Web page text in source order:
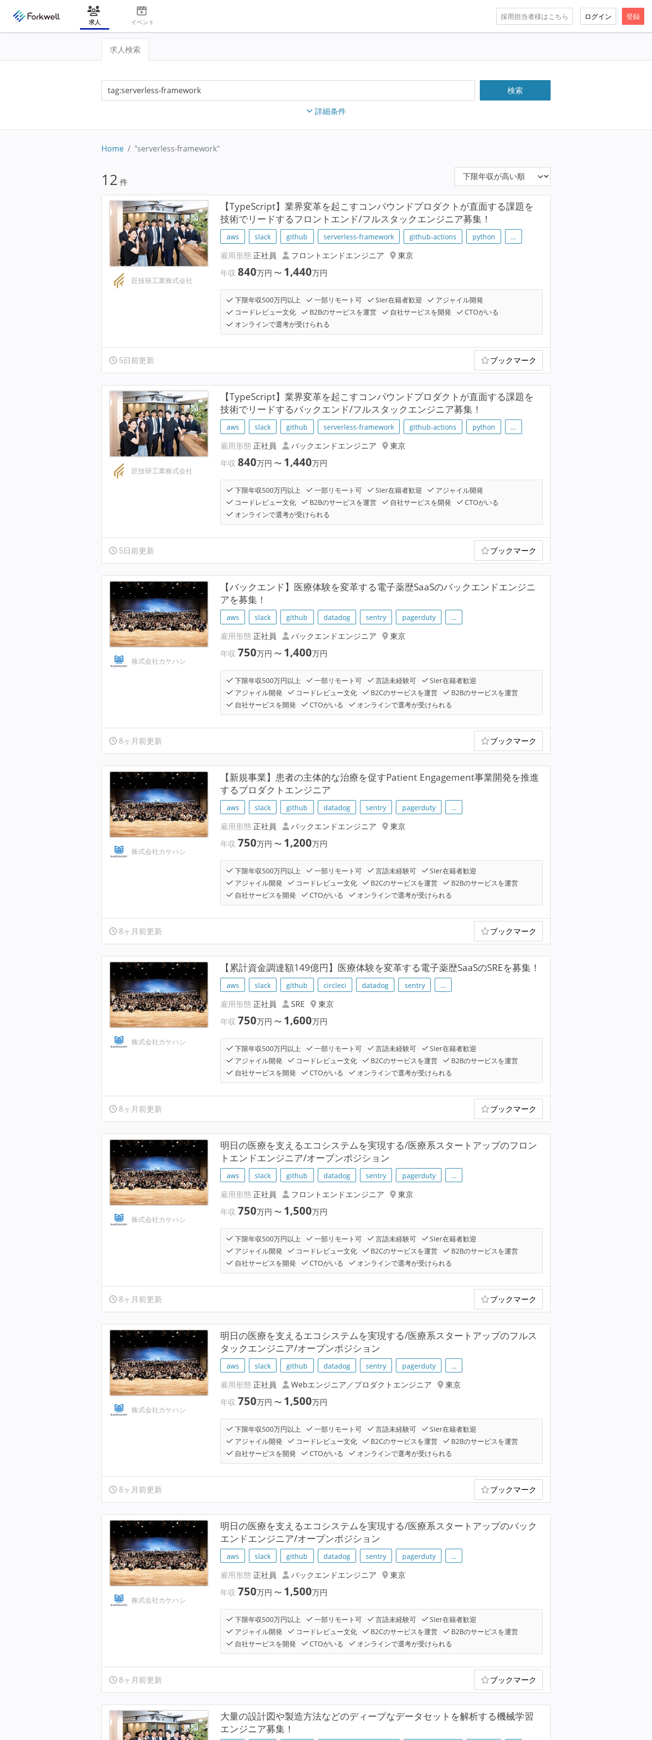
求人 イベント
採用担当者様はこちら ログイン 登録
求人検索
詳細条件
Home "serverless-framework"
12 件
匠技研工業株式会社
【TypeScript】業界変革を起こすコンパウンドプロダクトが直面する課題を
技術でリードするフロントエンド/フルスタックエンジニア募集！
aws slack github serverless-framework github-actions python …
雇用形態 正社員 フロントエンドエンジニア
東京
年収840万円 〜 1,440万円
下限年収500万円以上 一部リモート可 SIer在籍者歓迎
アジャイル開発
コードレビュー文化
B2Bのサービスを運営 自社サービスを開発
CTOがいる
オンラインで選考が受けられる
5日前更新 ブックマーク
匠技研工業株式会社
【TypeScript】業界変革を起こすコンパウンドプロダクトが直面する課題を
技術でリードするバックエンド/フルスタックエンジニア募集！
aws slack github serverless-framework github-actions python …
雇用形態 正社員 バックエンドエンジニア
東京
年収840万円 〜 1,440万円
下限年収500万円以上 一部リモート可 SIer在籍者歓迎
アジャイル開発
コードレビュー文化
B2Bのサービスを運営 自社サービスを開発
CTOがいる
オンラインで選考が受けられる
5日前更新 ブックマーク
株式会社カケハシ
【バックエンド】医療体験を変革する電子薬歴SaaSのバックエンドエンジニ
アを募集！
aws slack github datadog sentry pagerduty …
雇用形態 正社員 バックエンドエンジニア
東京
年収750万円 〜 1,400万円
下限年収500万円以上 一部リモート可 言語未経験可
SIer在籍者歓迎
アジャイル開発
コードレビュー文化 B2Cのサービスを運営
B2Bのサービスを運営
自社サービスを開発
CTOがいる オンラインで選考が受けられる
8ヶ月前更新 ブックマーク
株式会社カケハシ
【新規事業】患者の主体的な治療を促すPatient Engagement事業開発を推進
するプロダクトエンジニア
aws slack github datadog sentry pagerduty …
雇用形態 正社員 バックエンドエンジニア
東京
年収750万円 〜 1,200万円
下限年収500万円以上 一部リモート可 言語未経験可
SIer在籍者歓迎
アジャイル開発
コードレビュー文化 B2Cのサービスを運営
B2Bのサービスを運営
自社サービスを開発
CTOがいる オンラインで選考が受けられる
8ヶ月前更新 ブックマーク
株式会社カケハシ
【累計資金調達額149億円】医療体験を変革する電子薬歴SaaSのSREを募集！
aws slack github circleci datadog sentry …
雇用形態 正社員 SRE
東京
年収750万円 〜 1,600万円
下限年収500万円以上 一部リモート可 言語未経験可
SIer在籍者歓迎
アジャイル開発
コードレビュー文化 B2Cのサービスを運営
B2Bのサービスを運営
自社サービスを開発
CTOがいる オンラインで選考が受けられる
8ヶ月前更新 ブックマーク
株式会社カケハシ
明⽇の医療を支えるエコシステムを実現する/医療系スタートアップのフロン
トエンドエンジニア/オープンポジション
aws slack github datadog sentry pagerduty …
雇用形態 正社員 フロントエンドエンジニア
東京
年収750万円 〜 1,500万円
下限年収500万円以上 一部リモート可 言語未経験可
SIer在籍者歓迎
アジャイル開発
コードレビュー文化 B2Cのサービスを運営
B2Bのサービスを運営
自社サービスを開発
CTOがいる オンラインで選考が受けられる
8ヶ月前更新 ブックマーク
株式会社カケハシ
明⽇の医療を支えるエコシステムを実現する/医療系スタートアップのフルス
タックエンジニア/オープンポジション
aws slack github datadog sentry pagerduty …
雇用形態 正社員 Webエンジニア／プロダクトエンジニア
東京
年収750万円 〜 1,500万円
下限年収500万円以上 一部リモート可 言語未経験可
SIer在籍者歓迎
アジャイル開発
コードレビュー文化 B2Cのサービスを運営
B2Bのサービスを運営
自社サービスを開発
CTOがいる オンラインで選考が受けられる
8ヶ月前更新 ブックマーク
株式会社カケハシ
明⽇の医療を支えるエコシステムを実現する/医療系スタートアップのバック
エンドエンジニア/オープンポジション
aws slack github datadog sentry pagerduty …
雇用形態 正社員 バックエンドエンジニア
東京
年収750万円 〜 1,500万円
下限年収500万円以上 一部リモート可 言語未経験可
SIer在籍者歓迎
アジャイル開発
コードレビュー文化 B2Cのサービスを運営
B2Bのサービスを運営
自社サービスを開発
CTOがいる オンラインで選考が受けられる
8ヶ月前更新 ブックマーク
大量の設計図や製造方法などのディープなデータセットを解析する機械学習
エンジニア募集！